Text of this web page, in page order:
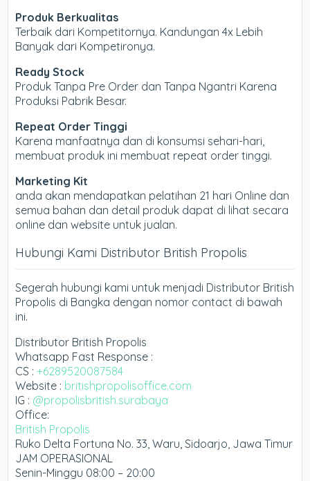
Produk Berkualitas
Terbaik dari Kompetitornya. Kandungan 4x Lebih
Banyak dari Kompetironya.
Ready Stock
Produk Tanpa Pre Order dan Tanpa Ngantri Karena
Produksi Pabrik Besar.
Repeat Order Tinggi
Karena manfaatnya dan di konsumsi sehari-hari,
membuat produk ini membuat repeat order tinggi.
Marketing Kit
anda akan mendapatkan pelatihan 21 hari Online dan
semua bahan dan detail produk dapat di lihat secara
online dan website untuk jualan.
Hubungi Kami Distributor British Propolis
Segerah hubungi kami untuk menjadi Distributor British
Propolis di Bangka dengan nomor contact di bawah
ini.
Distributor British Propolis
Whatsapp Fast Response :
CS : +6289520087584
Website : britishpropolisoffice.com
IG : @propolisbritish.surabaya
Office:
British Propolis
Ruko Delta Fortuna No. 33, Waru, Sidoarjo, Jawa Timur
JAM OPERASIONAL
Senin-Minggu 08:00 – 20:00